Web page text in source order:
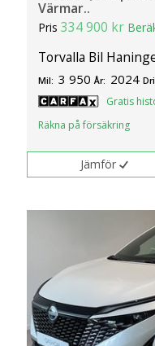
Värmar..
Pris334 900 kr
Torvalla Bil
Mil: 3 950 År: 2024
Gratis
Räkna på försäkring
Jämför